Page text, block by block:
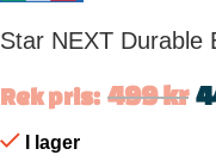
Star NEXT Durable
Rek pris: 499kr
I lager